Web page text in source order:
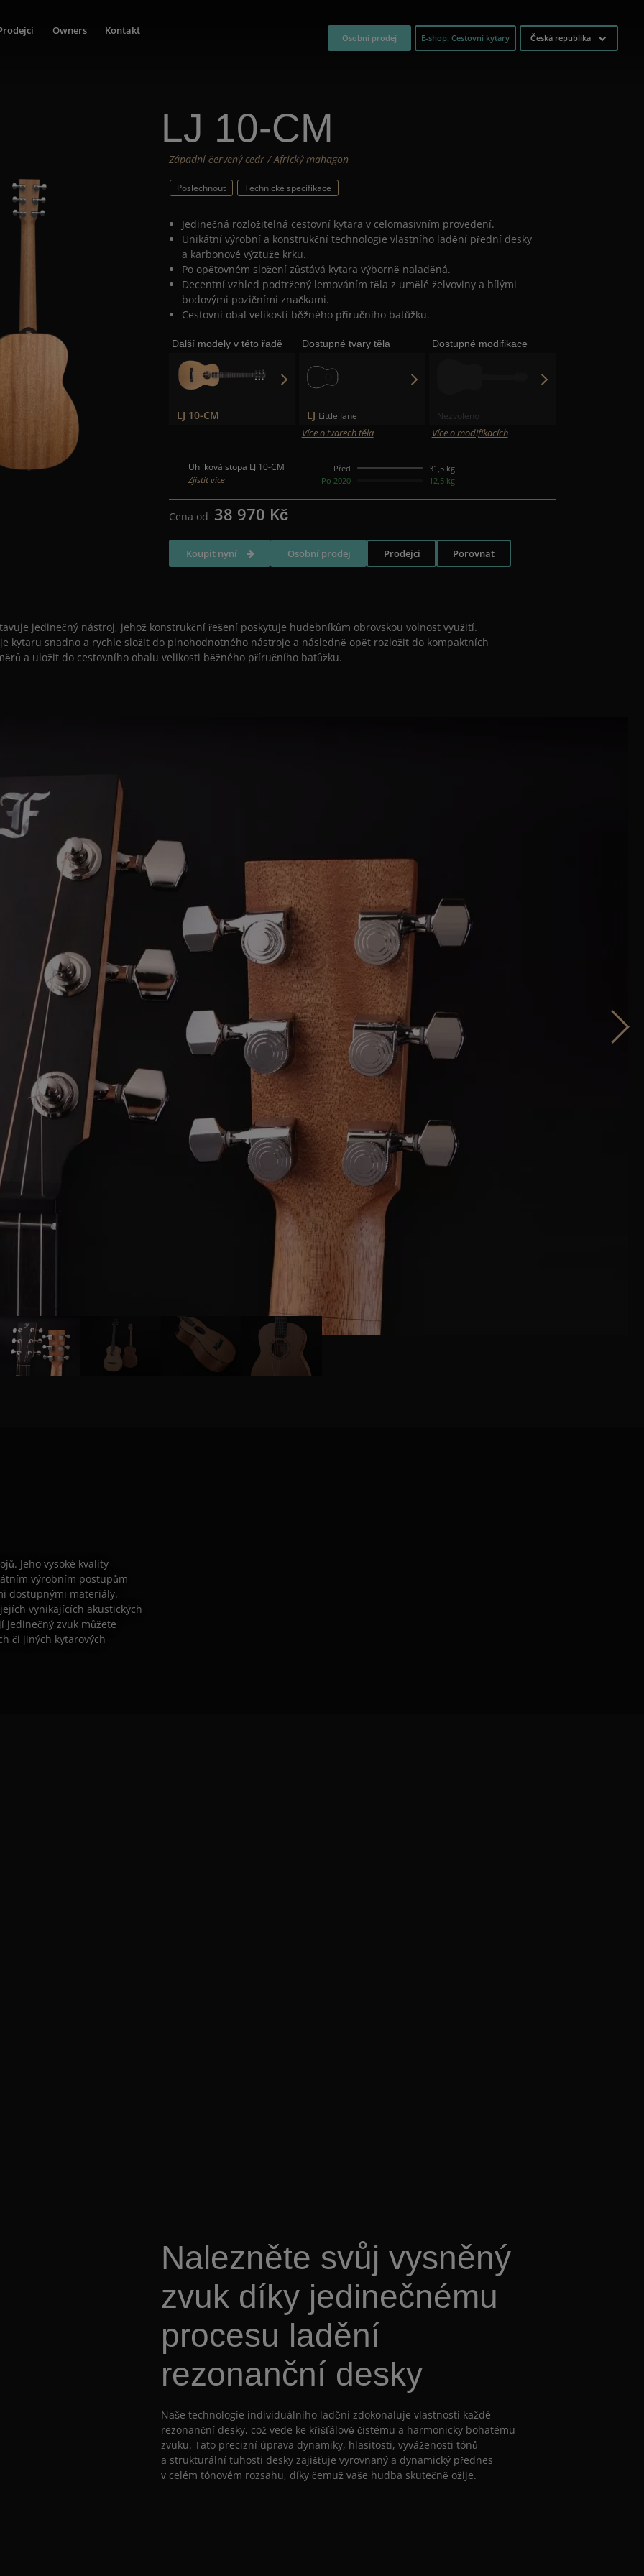
Owners Kontakt
Osobní prodej E-shop: Cestovní kytary Česká republika
LJ 10-CM
Západní červený cedr / Africký mahagon
Poslechnout Technické specifikace
Jedinečná rozložitelná cestovní kytara v celomasivním provedení.
Unikátní výrobní a konstrukční technologie vlastního ladění přední desky
a karbonové výztuže krku.
Po opětovném složení zůstává kytara výborně naladěná.
Decentní vzhled podtržený lemováním těla z umělé želvoviny a bílými
bodovými pozičními značkami.
Cestovní obal velikosti běžného příručního batůžku.
Další modely v této řadě
LJ 10-CM
Dostupné tvary těla
LJ Little Jane
Více o tvarech těla
Dostupné modifikace
Nezvoleno
Více o modifikacích
Uhlíková stopa LJ 10-CM
Zjistit více
Před
31,5 kg
Po 2020
12,5 kg
Cena od 38 970 Kč
Koupit nyní Osobní prodej Prodejci Porovnat
jedinečný nástroj, jehož konstrukční řešení poskytuje hudebníkům obrovskou volnost využití.
kytaru snadno a rychle složit do plnohodnotného nástroje a následně opět rozložit do kompaktních
a uložit do cestovního obalu velikosti běžného příručního batůžku.
Jeho vysoké kvality
výrobním postupům
dostupnými materiály.
vynikajících akustických
jedinečný zvuk můžete
či jiných kytarových
Nalezněte svůj vysněný
zvuk díky jedinečnému
procesu ladění
rezonanční desky
Naše technologie individuálního ladění zdokonaluje vlastnosti každé
rezonanční desky, což vede ke křišťálově čistému a harmonicky bohatému
zvuku. Tato precizní úprava dynamiky, hlasitosti, vyváženosti tónů
a strukturální tuhosti desky zajišťuje vyrovnaný a dynamický přednes
v celém tónovém rozsahu, díky čemuž vaše hudba skutečně ožije.